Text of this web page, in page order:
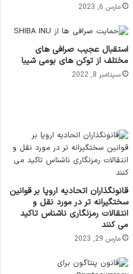
مارس 6, 2023
استقبال عجیب صرافی های
مختلف از توکن های بومی شیبا
سپتامبر 8, 2022
قانونگذاران اتحادیه اروپا بر قوانین
سختگیرانه تر در مورد نقل و
انتقالات رمزنگاری ناشناس تاکید
می کنند
مارس 29, 2023